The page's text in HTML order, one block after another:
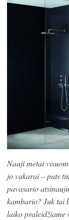
Nauji metai
jo vakarai – pats
pavasario
kambario? Juk tai
laiko praleidžiame